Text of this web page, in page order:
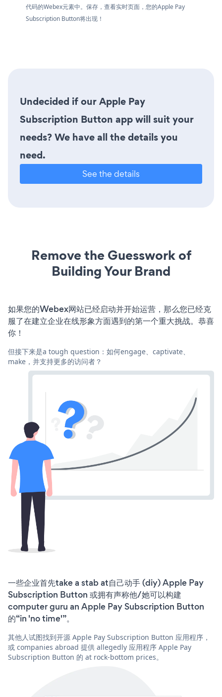
代码的Webex元素中。保存，查看实时页面，您的Apple Pay
Subscription Button将出现！
Undecided if our Apple Pay
Subscription Button app will suit your
needs? We have all the details you
need.
See the details
Remove the Guesswork of
Building Your Brand
如果您的Webex网站已经启动并开始运营，那么您已经克
服了在建立企业在线形象方面遇到的第一个重大挑战。恭喜
你！
但接下来是a tough question：如何engage、captivate、
make，并支持更多的访问者？
一些企业首先take a stab at自己动手 (diy) Apple Pay
Subscription Button 或拥有声称他/她可以构建
computer guru an Apple Pay Subscription Button
的“in 'no time'”。
其他人试图找到开源 Apple Pay Subscription Button 应用程序，
或 companies abroad 提供 allegedly 应用程序 Apple Pay
Subscription Button 的 at rock-bottom prices。